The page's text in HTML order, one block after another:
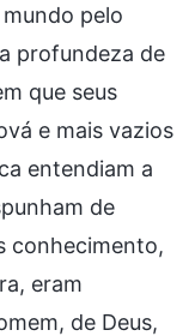
pelo
profundeza de
que seus
e mais vazios
entendiam a
de
conhecimento,
eram
de Deus,